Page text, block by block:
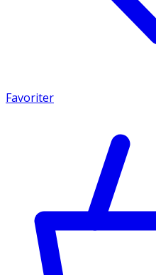
Favoriter